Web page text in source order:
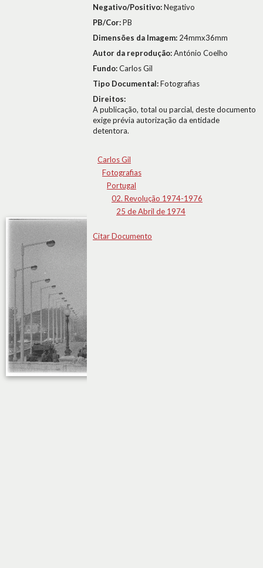
Negativo/Positivo:Negativo
PB/Cor:PB
Dimensões da Imagem: 24mmx36mm
Autor da reprodução:António Coelho
Fundo:Carlos Gil
Tipo Documental:Fotografias
Direitos:
A publicação, total ou parcial, deste documento
exige prévia autorização da entidade
detentora.
Carlos Gil
Fotografias
Portugal
02. Revolução 1974-1976
25 de Abril de 1974
Citar Documento